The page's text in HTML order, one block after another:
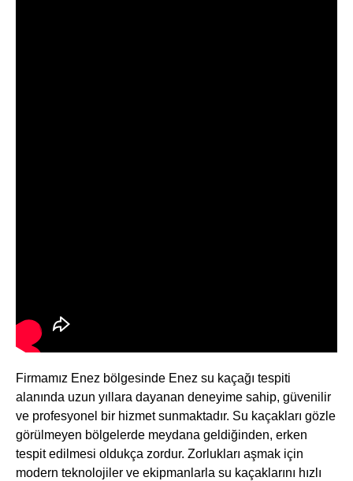
Firmamız Enez bölgesinde Enez su kaçağı tespiti
alanında uzun yıllara dayanan deneyime sahip, güvenilir
ve profesyonel bir hizmet sunmaktadır. Su kaçakları gözle
görülmeyen bölgelerde meydana geldiğinden, erken
tespit edilmesi oldukça zordur. Zorlukları aşmak için
modern teknolojiler ve ekipmanlarla su kaçaklarını hızlı